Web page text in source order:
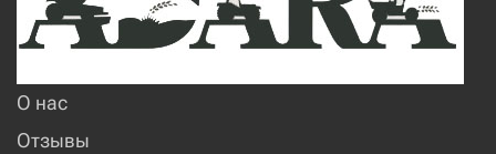
О нас
Отзывы